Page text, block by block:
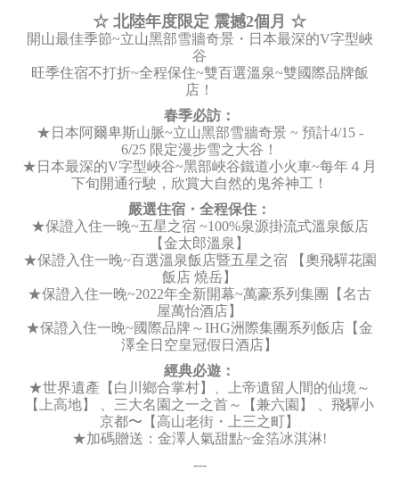
☆ 北陸年度限定 震撼2個月 ☆
開山最佳季節~立山黑部雪牆奇景・日本最深的V字型峽
谷
旺季住宿不打折~全程保住~雙百選溫泉~雙國際品牌飯
店！
春季必訪：
★日本阿爾卑斯山脈~立山黑部雪牆奇景 ~ 預計4/15 -
6/25 限定漫步雪之大谷！
★日本最深的V字型峽谷~黑部峽谷鐵道小火車~每年４月
下旬開通行駛，欣賞大自然的鬼斧神工！
嚴選住宿・全程保住：
★保證入住一晚~五星之宿 ~100%泉源掛流式溫泉飯店
【金太郎溫泉】
★保證入住一晚~百選溫泉飯店暨五星之宿 【奧飛驒花園
飯店 燒岳】
★保證入住一晚~2022年全新開幕~萬豪系列集團【名古
屋萬怡酒店】
★保證入住一晚~國際品牌～IHG洲際集團系列飯店【金
澤全日空皇冠假日酒店】
經典必遊：
★世界遺產【白川鄉合掌村】、上帝遺留人間的仙境～
【上高地】 、三大名園之一之首～【兼六園】 、飛驒小
京都〜【高山老街・上三之町】
★加碼贈送：金澤人氣甜點~金箔冰淇淋!
---